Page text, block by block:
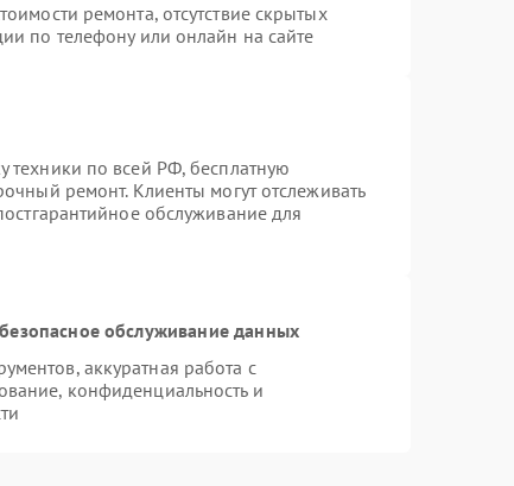
ремонта, отсутствие скрытых
по телефону или онлайн на сайте
техники по всей РФ, бесплатную
ремонт. Клиенты могут отслеживать
обслуживание для
обслуживание данных
аккуратная работа с
конфиденциальность и